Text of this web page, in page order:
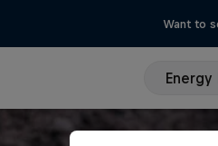
Want to
Energy